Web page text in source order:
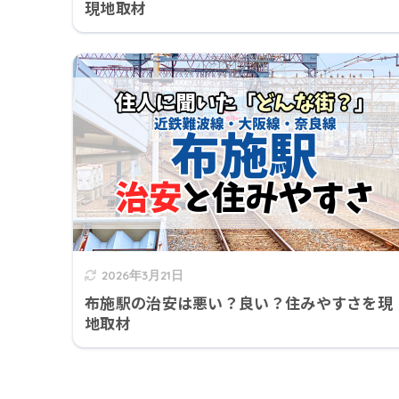
現地取材
2026年3月21日
布施駅の治安は悪い？良い？住みやすさを現
地取材